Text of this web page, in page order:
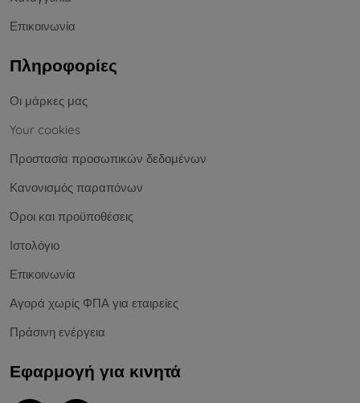
Επικοινωνία
Πληροφορίες
Οι μάρκες μας
Your cookies
Προστασία προσωπικών δεδομένων
Κανονισμός παραπόνων
Όροι και προϋποθέσεις
Ιστολόγιο
Επικοινωνία
Αγορά χωρίς ΦΠΑ για εταιρείες
Πράσινη ενέργεια
Εφαρμογή για κινητά